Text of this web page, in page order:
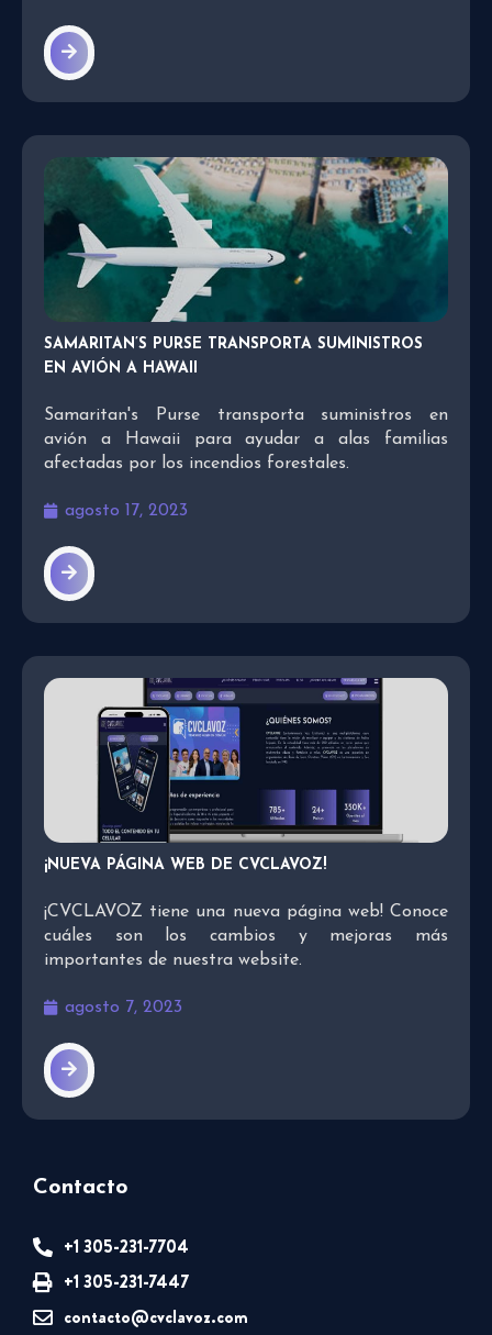
SAMARITAN’S PURSE TRANSPORTA SUMINISTROS
EN AVIÓN A HAWAII
Samaritan's Purse transporta suministros en
avión a Hawaii para ayudar a alas familias
afectadas por los incendios forestales.
agosto 17, 2023
¡NUEVA PÁGINA WEB DE CVCLAVOZ!
¡CVCLAVOZ tiene una nueva página web! Conoce
cuáles son los cambios y mejoras más
importantes de nuestra website.
agosto 7, 2023
Contacto
+1 305-231-7704
+1 305-231-7447
contacto@cvclavoz.com